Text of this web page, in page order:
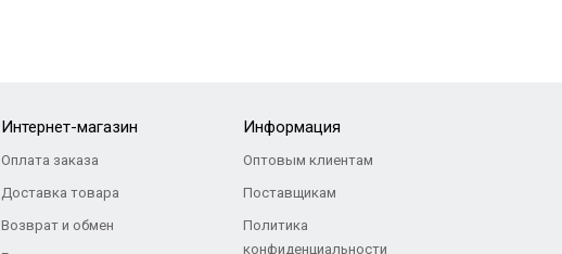
Интернет-магазин
Оплата заказа
Доставка товара
Возврат и обмен
Информация
Оптовым клиентам
Поставщикам
Политика
конфиденциальности